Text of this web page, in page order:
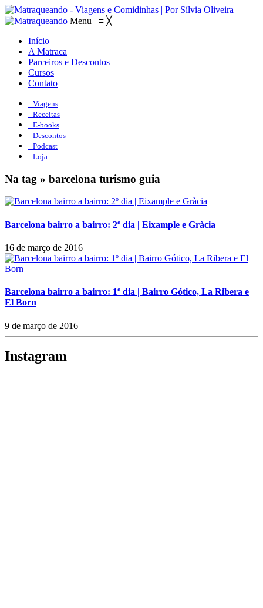
Menu ≡ ╳
Início
A Matraca
Parceiros e Descontos
Cursos
Contato
Viagens
Receitas
E-books
Descontos
Podcast
Loja
Na tag » barcelona turismo guia
Barcelona bairro a bairro: 2º dia | Eixample e Gràcia
16 de março de 2016
Barcelona bairro a bairro: 1º dia | Bairro Gótico, La Ribera e
El Born
9 de março de 2016
Instagram